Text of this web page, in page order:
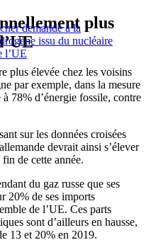
demande à la
issu du nucléaire
l’UE
plus
plus élevée chez les voisins
par exemple, dans la mesure
78% d’énergie fossile, contre
sur les données croisées
devrait ainsi s’élever
de cette année.
du gaz russe que ses
20% de ses imports
de l’UE. Ces parts
sont d’ailleurs en hausse,
13 et 20% en 2019.